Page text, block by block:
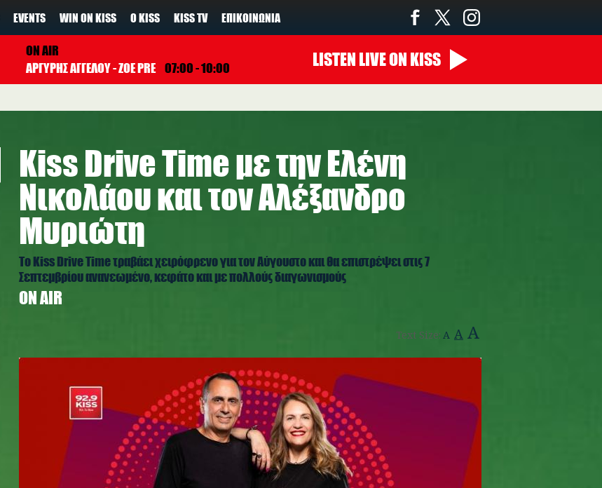
EVENTS WIN ON KISS Ο KISS KISS TV ΕΠΙΚΟΙΝΩΝΊΑ
ON AIR
ΑΡΓΥΡΗΣ ΑΓΓΕΛΟΥ - ZOE PRE 07:00 - 10:00 LISTEN LIVEON KISS
Kiss Drive Time με την Ελένη
Νικολάου και τον Αλέξανδρο
Μυριώτη
Το Kiss Drive Time τραβάει χειρόφρενο για τον Αύγουστο και θα επιστρέψει στις 7
Σεπτεμβρίου ανανεωμένο, κεφάτο και με πολλούς διαγωνισμούς
ON AIR
Text Size: A A A
time.jpg